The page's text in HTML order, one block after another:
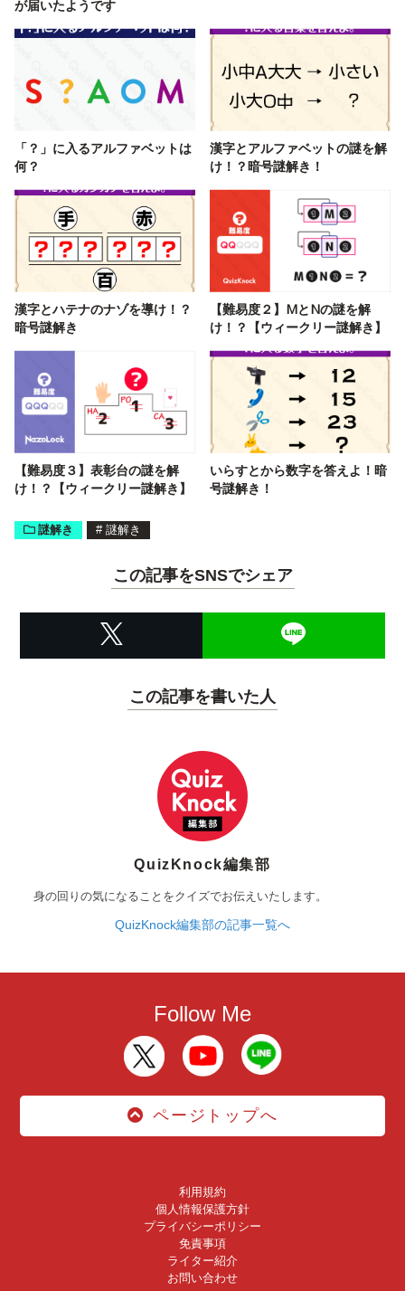
が届いたようです
「？」に入るアルファベットは
何？
漢字とアルファベットの謎を解
け！？暗号謎解き！
漢字とハテナのナゾを導け！？
暗号謎解き
【難易度２】MとNの謎を解
け！？【ウィークリー謎解き】
【難易度３】表彰台の謎を解
け！？【ウィークリー謎解き】
いらすとから数字を答えよ！暗
号謎解き！
謎解き # 謎解き
この記事をSNSでシェア
この記事を書いた人
QuizKnock編集部
身の回りの気になることをクイズでお伝えいたします。
QuizKnock編集部の記事一覧へ
Follow Me
ページトップへ
利用規約
個人情報保護方針
プライバシーポリシー
免責事項
ライター紹介
お問い合わせ